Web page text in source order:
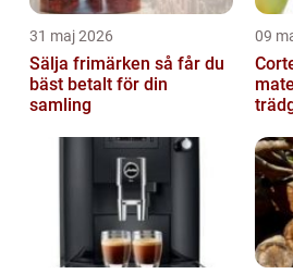
31 maj 2026
Sälja frimärken så får du
bäst betalt för din
samling
09